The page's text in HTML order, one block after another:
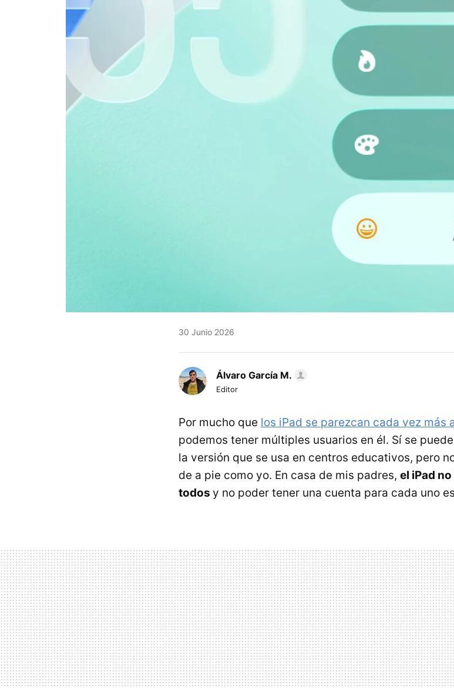
30 Junio 2026
Álvaro García M.
Editor
Por mucho que los iPad se parezcan cada vez más
podemos tener múltiples usuarios en él. Sí se
la versión que se usa en centros educativos, pero
de a pie como yo. En casa de mis padres, el iPad
todos y no poder tener una cuenta para cada uno